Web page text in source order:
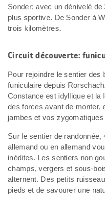
Sonder; avec un dénivelé
plus sportive. De Sonder à
trois kilomètres.
Circuit découverte:
Pour rejoindre le sentier des
funiculaire depuis
Constance est idyllique et la
des forces avant de monter,
jambes et vos
Sur le sentier de
allemand ou en allemand
inédites. Les sentiers non
champs, vergers et sous-
alternent. Des petits
pieds et de savourer une